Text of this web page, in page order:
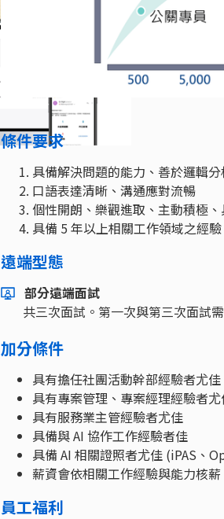
條件要求
具備解決問題的能力、善於邏輯
口語表達清晰、溝通應對流暢
個性開朗、樂觀進取、主動積極
具備 5 年以上相關工作領域之經
遠端型態
部分遠端面試
共三次面試。第一次與第三次面試
加分條件
具有擔任社團活動幹部經驗者尤佳
具有專案管理、專案經理經驗者
具有服務業主管經驗者尤佳
具備與 AI 協作工作經驗者佳
具備 AI 相關證照者尤佳 (iPAS、
薪資會依相關工作經驗與能力核薪
員工福利